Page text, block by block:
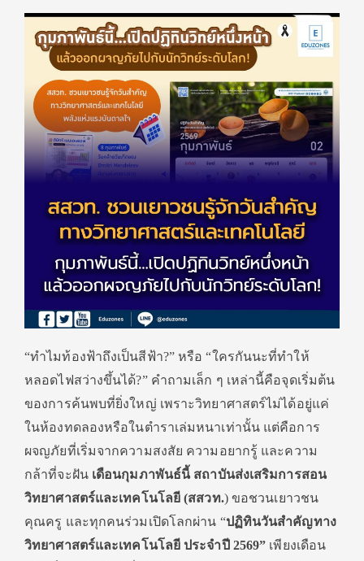
“ทำไมท้องฟ้าถึงเป็นสีฟ้า?” หรือ “ใครกันนะที่ทำให้
หลอดไฟสว่างขึ้นได้?” คำถามเล็ก ๆ เหล่านี้คือจุดเริ่มต้น
ของการค้นพบที่ยิ่งใหญ่ เพราะวิทยาศาสตร์ไม่ได้อยู่แค่
ในห้องทดลองหรือในตำราเล่มหนาเท่านั้น แต่คือการ
ผจญภัยที่เริ่มจากความสงสัย ความอยากรู้ และความ
กล้าที่จะฝัน เดือนกุมภาพันธ์นี้ สถาบันส่งเสริมการสอน
วิทยาศาสตร์และเทคโนโลยี (สสวท.) ขอชวนเยาวชน
คุณครู และทุกคนร่วมเปิดโลกผ่าน “ปฏิทินวันสำคัญทาง
วิทยาศาสตร์และเทคโนโลยี ประจำปี 2569” เพียงเดือน